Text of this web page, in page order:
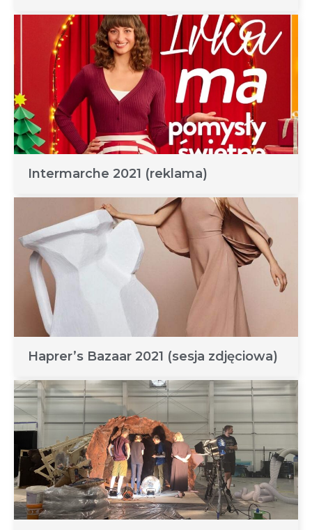
Intermarche 2021 (reklama)
Haprer’s Bazaar 2021 (sesja zdjęciowa)